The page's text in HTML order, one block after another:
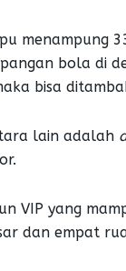
menampung
bola di
bisa
lain adalah
VIP yang
dan empat